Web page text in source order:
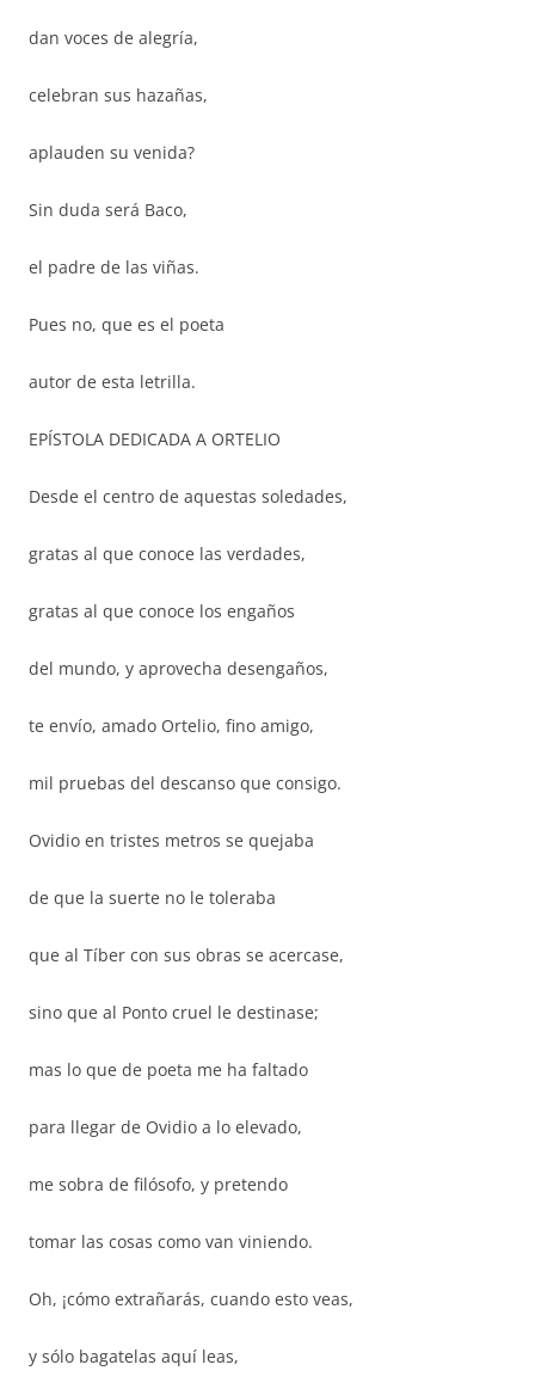
dan voces de alegría,
celebran sus hazañas,
aplauden su venida?
Sin duda será Baco,
el padre de las viñas.
Pues no, que es el poeta
autor de esta letrilla.
EPÍSTOLA DEDICADA A ORTELIO
Desde el centro de aquestas soledades,
gratas al que conoce las verdades,
gratas al que conoce los engaños
del mundo, y aprovecha desengaños,
te envío, amado Ortelio, fino amigo,
mil pruebas del descanso que consigo.
Ovidio en tristes metros se quejaba
de que la suerte no le toleraba
que al Tíber con sus obras se acercase,
sino que al Ponto cruel le destinase;
mas lo que de poeta me ha faltado
para llegar de Ovidio a lo elevado,
me sobra de filósofo, y pretendo
tomar las cosas como van viniendo.
Oh, ¡cómo extrañarás, cuando esto veas,
y sólo bagatelas aquí leas,